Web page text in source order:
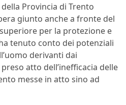
Provincia di Trento
giunto anche a fronte del
per la protezione e
tenuto conto dei potenziali
derivanti dai
atto dell’inefficacia delle
messe in atto sino ad